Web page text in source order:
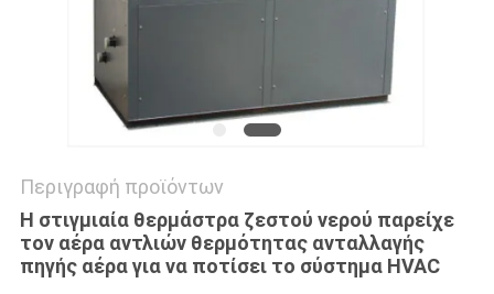
Περιγραφή προϊόντων
Η στιγμιαία θερμάστρα ζεστού νερού παρείχε
τον αέρα αντλιών θερμότητας ανταλλαγής
πηγής αέρα για να ποτίσει το σύστημα HVAC